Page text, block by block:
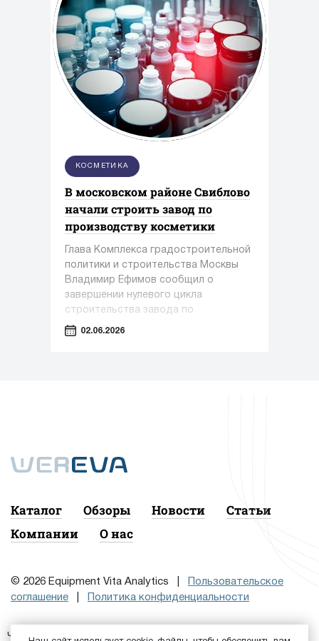
КОСМЕТИКА
В московском районе Свиблово
начали строить завод по
производству косметики
Глава Комплекса градостроительной
политики и строительства Москвы
Владимир Ефимов сообщил о
завершении нулевого цикла
строительства завода по
производству косметики и упаковки в
02.06.2026
Каталог Обзоры Новости
Статьи
Компании
О нас
© 2026 Equipment Vita Analytics |
Пользовательское
соглашение
Политика конфиденциальности
Чтобы подписаться на рассылку, сначала Войдите или